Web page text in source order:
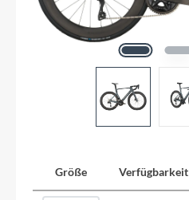
Größe Verfügbarkeit